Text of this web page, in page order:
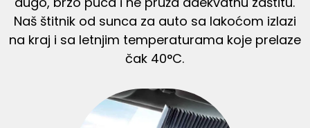
Naš štitnik od sunca za auto sa lakoćom izlazi
na kraj i sa letnjim temperaturama koje prelaze
čak 40°C.